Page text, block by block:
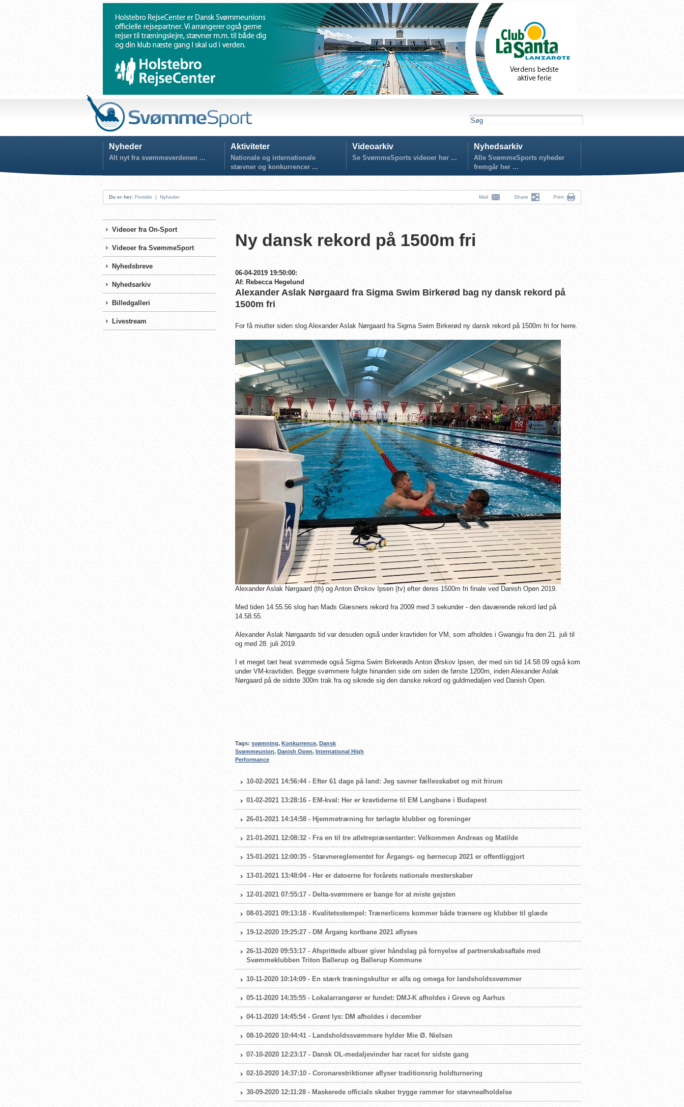
Nyheder
Alt nyt fra svømmeverdenen ...
Aktiviteter
Nationale og internationale
stævner og konkurrencer ...
Videoarkiv
Se SvømmeSports videoer her ...
Nyhedsarkiv
Alle SvømmeSports nyheder
fremgår her ...
Du er her: Forside | Nyheder Mail Share Print
Videoer fra On-Sport
Videoer fra SvømmeSport
Nyhedsbreve
Nyhedsarkiv
Billedgalleri
Livestream
Ny dansk rekord på 1500m fri
06-04-2019 19:50:00:
Af: Rebecca Hegelund
Alexander Aslak Nørgaard fra Sigma Swim Birkerød bag ny dansk rekord på
1500m fri
For få miutter siden slog Alexander Aslak Nørgaard fra Sigma Swim Birkerød ny dansk rekord på 1500m fri for herre.
Alexander Aslak Nørgaard (th) og Anton Ørskov Ipsen (tv) efter deres 1500m fri finale ved Danish Open 2019.
Med tiden 14.55.56 slog han Mads Glæsners rekord fra 2009 med 3 sekunder - den daværende rekord lød på
14.58.55.
Alexander Aslak Nørgaards tid var desuden også under kravtiden for VM, som afholdes i Gwangju fra den 21. juli til
og med 28. juli 2019.
I et meget tæt heat svømmede også Sigma Swim Birkerøds Anton Ørskov Ipsen, der med sin tid 14.58.09 også kom
under VM-kravtiden. Begge svømmere fulgte hinanden side om siden de første 1200m, inden Alexander Aslak
Nørgaard på de sidste 300m trak fra og sikrede sig den danske rekord og guldmedaljen ved Danish Open.
Tags: svømning, Konkurrence, Dansk
Svømmeunion, Danish Open, International High
Performance
10-02-2021 14:56:44 - Efter 61 dage på land: Jeg savner fællesskabet og mit frirum
01-02-2021 13:28:16 - EM-kval: Her er kravtiderne til EM Langbane i Budapest
26-01-2021 14:14:58 - Hjemmetræning for tørlagte klubber og foreninger
21-01-2021 12:08:32 - Fra en til tre atletrepræsentanter: Velkommen Andreas og Matilde
15-01-2021 12:00:35 - Stævnereglementet for Årgangs- og børnecup 2021 er offentliggjort
13-01-2021 13:48:04 - Her er datoerne for forårets nationale mesterskaber
12-01-2021 07:55:17 - Delta-svømmere er bange for at miste gejsten
08-01-2021 09:13:18 - Kvalitetsstempel: Trænerlicens kommer både trænere og klubber til glæde
19-12-2020 19:25:27 - DM Årgang kortbane 2021 aflyses
26-11-2020 09:53:17 - Afsprittede albuer giver håndslag på fornyelse af partnerskabsaftale med
Svømmeklubben Triton Ballerup og Ballerup Kommune
10-11-2020 10:14:09 - En stærk træningskultur er alfa og omega for landsholdssvømmer
05-11-2020 14:35:55 - Lokalarrangører er fundet: DMJ-K afholdes i Greve og Aarhus
04-11-2020 14:45:54 - Grønt lys: DM afholdes i december
08-10-2020 10:44:41 - Landsholdssvømmere hylder Mie Ø. Nielsen
07-10-2020 12:23:17 - Dansk OL-medaljevinder har racet for sidste gang
02-10-2020 14:37:10 - Coronarestriktioner aflyser traditionsrig holdturnering
30-09-2020 12:11:28 - Maskerede officials skaber trygge rammer for stævneafholdelse